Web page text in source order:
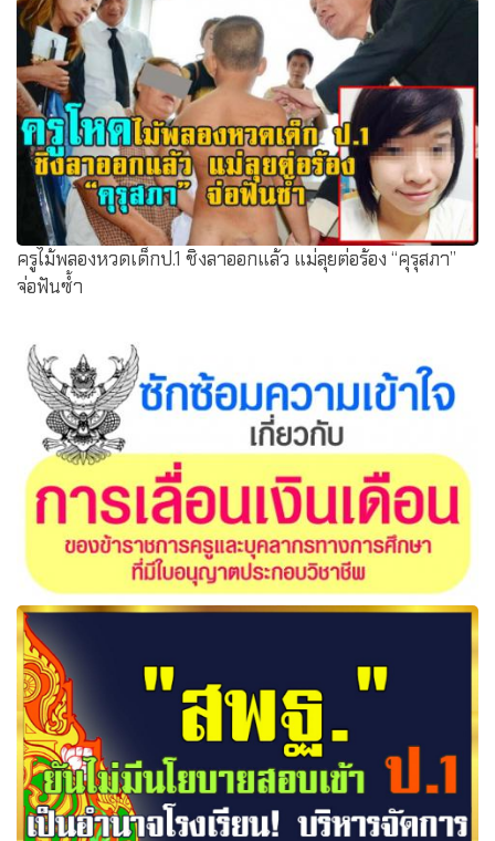
ครูไม้พลองหวดเด็กป.1 ชิงลาออกแล้ว แม่ลุยต่อร้อง “คุรุสภา”
จ่อฟันซ้ำ
ซักซ้อมความเข้าใจเกี่ยวกับการเลื่อนเงินเดือนของข้าราชการ
ครูและบุคลากรทางการศึกษาที่มีใบอนุญาตประกอบวิชาชีพ